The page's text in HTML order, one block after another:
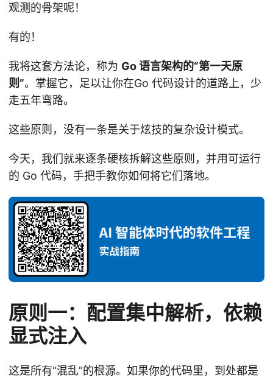
观测的骨架呢！
有的！
我将这套方法论，称为 Go 语言架构的“第一天原
则”。掌握它，足以让你在Go 代码设计的道路上，少
走五年弯路。
这些原则，没有一条是关于炫技的复杂设计模式。
今天，我们就来逐条硬核拆解这些原则，并用可运行
的 Go 代码，手把手教你如何将它们落地。
原则一：配置集中解析，依赖
显式注入
这是所有“混乱”的根源。如果你的代码里，到处都是